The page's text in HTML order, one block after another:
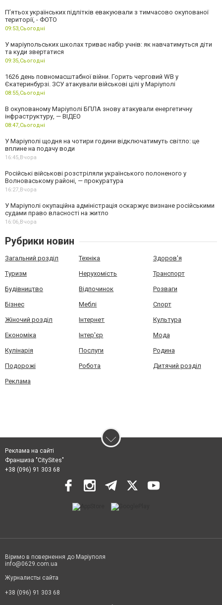
П’ятьох українських підлітків евакуювали з тимчасово окупованої
території, - ФОТО
09:53,Сьогодні
У маріупольських школах триває набір учнів: як навчатимуться діти
та куди звертатися
09:35,Сьогодні
1626 день повномасштабної війни. Горить черговий WB у
Єкатеринбурзі. ЗСУ атакували військові цілі у Маріуполі
08:55,Сьогодні
В окупованому Маріуполі БПЛА знову атакували енергетичну
інфраструктуру, — ВІДЕО
08:47,Сьогодні
У Маріуполі щодня на чотири години відключатимуть світло: це
вплине на подачу води
16:45,Вчора
Російські військові розстріляли українського полоненого у
Волноваському районі, — прокуратура
16:27,Вчора
У Маріуполі окупаційна адміністрація оскаржує визнане російськими
судами право власності на житло
16:06,Вчора
Рубрики новин
Загальний розділ Техніка Здоров'я
Туризм Нерухомість Транспорт
Будівництво Відпочинок Розваги
Бізнес Меблі Спорт
Жіночий розділ Інтернет Культура
Економіка Інтер'єр Мода
Кулінарія Послуги Родина
Подорожі Робота Дитячий розділ
Реклама
Реклама на сайті
Франшиза "CitySites"
+38 (096) 91 303 68
Віримо в повернення до Маріуполя
info@0629.com.ua
Журналисты сайта
+38 (096) 91 303 68